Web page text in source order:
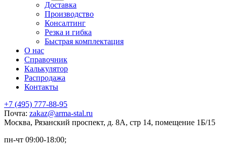
Доставка
Производство
Консалтинг
Резка и гибка
Быстрая комплектация
О нас
Справочник
Калькулятор
Распродажа
Контакты
+7 (495) 777-88-95
Почта: zakaz@arma-stal.ru
Москва, Рязанский проспект, д. 8А, стр 14, помещение 1Б/15
пн-чт 09:00-18:00;